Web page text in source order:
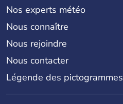
Nos experts météo
Nous connaître
Nous rejoindre
Nous contacter
Légende des pictogrammes